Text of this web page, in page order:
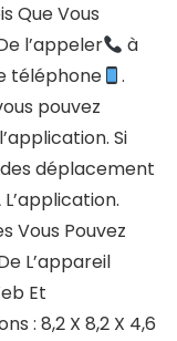
Que Vous
l’appeler
à
téléphone
.
pouvez
Si
des déplacement
Vous Pouvez
L’appareil
Et
: 8,2 X 8,2 X 4,6